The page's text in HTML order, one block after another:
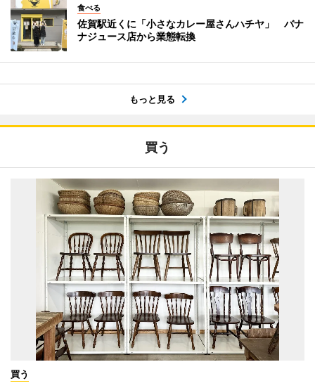
食べる
佐賀駅近くに「小さなカレー屋さんハチヤ」 バナ
ナジュース店から業態転換
もっと見る
買う
買う